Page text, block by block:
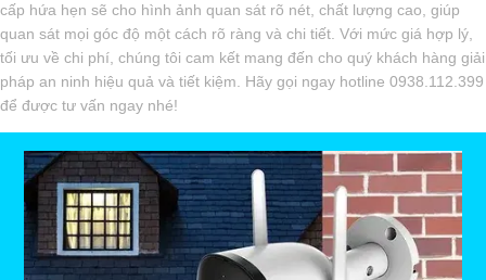
cấp hứa hẹn sẽ cho hình ảnh quan sát rõ nét, chất lượng cao, giúp
quan sát mọi góc độ một cách rõ ràng và chi tiết. Với mức giá hợp lý,
tối ưu về chi phí, chúng tôi cam kết mang đến cho quý khách hàng giải
pháp an ninh hiệu quả và tiết kiệm. Hãy gọi ngay hotline 0938.112.399
để được tư vấn ngay nhé!